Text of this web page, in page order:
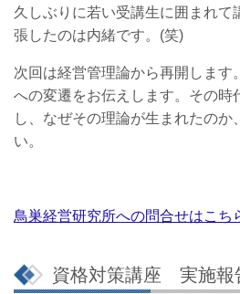
久しぶりに若い受講生に囲まれて
張したのは内緒です。(笑)
次回は経営管理論から再開します
への変遷をお伝えします。その時
し、なぜその理論が生まれたのか
い。
鳥巣経営研究所への問合せはこち
資格対策講座 実施